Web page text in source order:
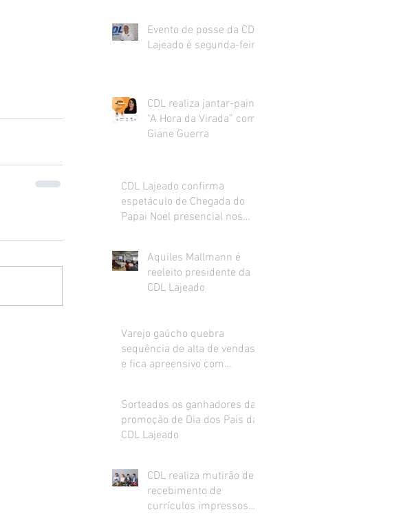
Evento de posse da CDL
Lajeado é segunda-feira
CDL realiza jantar-painel
“A Hora da Virada” com
Giane Guerra
CDL Lajeado confirma
espetáculo de Chegada do
Papai Noel presencial nos
Aquiles Mallmann é
reeleito presidente da
CDL Lajeado
Varejo gaúcho quebra
sequência de alta de vendas
e fica apreensivo com
Sorteados os ganhadores da
promoção de Dia dos Pais da
CDL Lajeado
CDL realiza mutirão de
recebimento de
currículos impressos